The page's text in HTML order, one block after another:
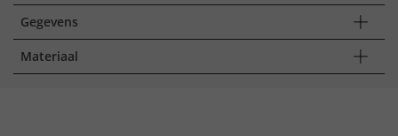
Gegevens
Materiaal